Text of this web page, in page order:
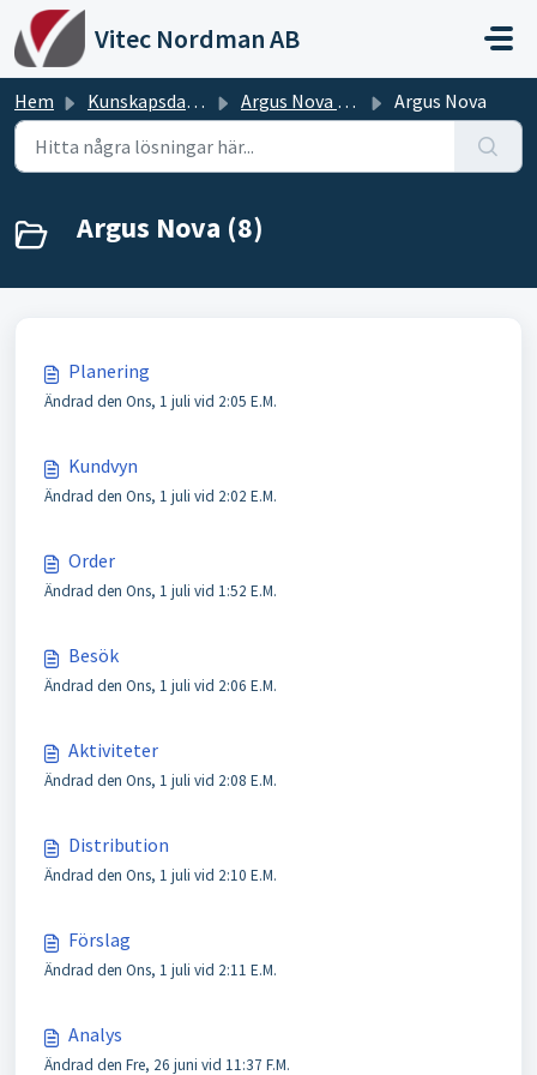
Hoppa över till huvudinnehåll
Vitec Nordman AB
Hem Kunskapsdatabas Argus Nova Manualer Argus Nova
Argus Nova (8)
Planering
Ändrad den Ons, 1 juli vid 2:05 E.M.
Kundvyn
Ändrad den Ons, 1 juli vid 2:02 E.M.
Order
Ändrad den Ons, 1 juli vid 1:52 E.M.
Besök
Ändrad den Ons, 1 juli vid 2:06 E.M.
Aktiviteter
Ändrad den Ons, 1 juli vid 2:08 E.M.
Distribution
Ändrad den Ons, 1 juli vid 2:10 E.M.
Förslag
Ändrad den Ons, 1 juli vid 2:11 E.M.
Analys
Ändrad den Fre, 26 juni vid 11:37 F.M.